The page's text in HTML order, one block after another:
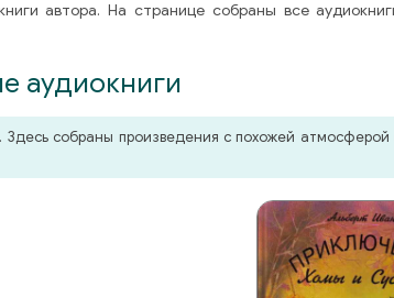
автора. На странице собраны все
аудиокниги
Здесь собраны произведения с похожей